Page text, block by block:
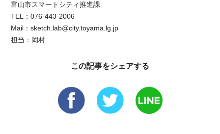
富山市スマートシティ推進課
TEL：076‐443‐2006
Mail：sketch.lab@city.toyama.lg.jp
担当：岡村
この記事をシェアする